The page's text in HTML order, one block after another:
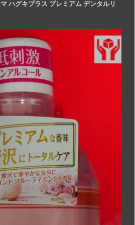
ハグキプラス プレミアム デンタルリ